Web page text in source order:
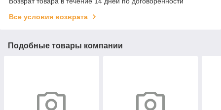
Все условия возврата
Подобные товары компании